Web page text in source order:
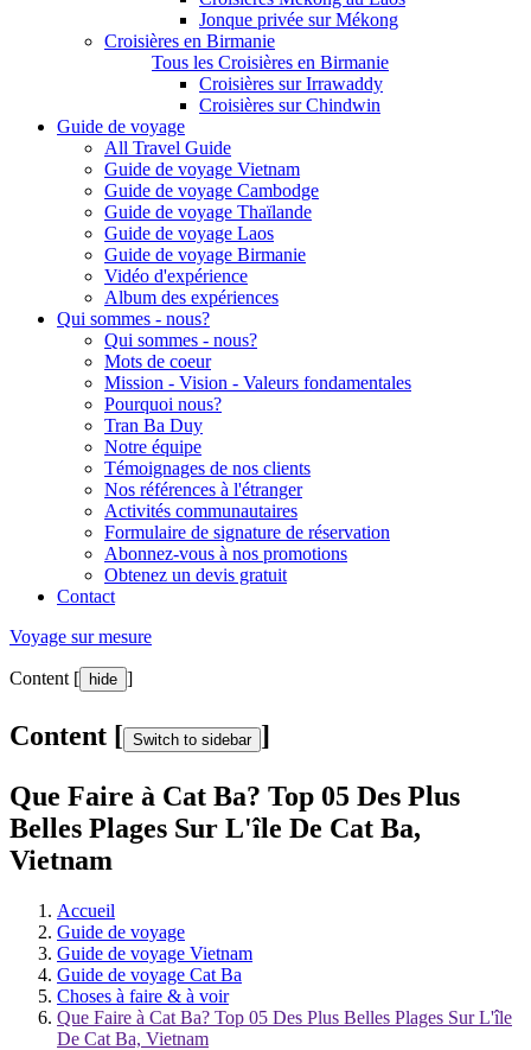
Jonque privée sur Mékong
Croisières en Birmanie
Tous les Croisières en Birmanie
Croisières sur Irrawaddy
Croisières sur Chindwin
Guide de voyage
All Travel Guide
Guide de voyage Vietnam
Guide de voyage Cambodge
Guide de voyage Thaïlande
Guide de voyage Laos
Guide de voyage Birmanie
Vidéo d'expérience
Album des expériences
Qui sommes - nous?
Qui sommes - nous?
Mots de coeur
Mission - Vision - Valeurs fondamentales
Pourquoi nous?
Tran Ba Duy
Notre équipe
Témoignages de nos clients
Nos références à l'étranger
Activités communautaires
Formulaire de signature de réservation
Abonnez-vous à nos promotions
Obtenez un devis gratuit
Contact
Voyage sur mesure
Content [ hide ]
Content [ Switch to sidebar ]
Que Faire à Cat Ba? Top 05 Des Plus
Belles Plages Sur L'île De Cat Ba,
Vietnam
Accueil
Guide de voyage
Guide de voyage Vietnam
Guide de voyage Cat Ba
Choses à faire & à voir
Que Faire à Cat Ba? Top 05 Des Plus Belles Plages Sur L'île
De Cat Ba, Vietnam